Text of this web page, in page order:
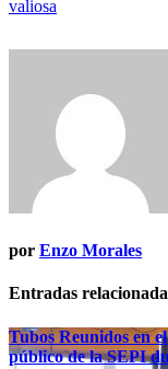
entradas
valiosa
por Enzo Morales
Entradas
Tubos Reunidos en
público de la SEPI